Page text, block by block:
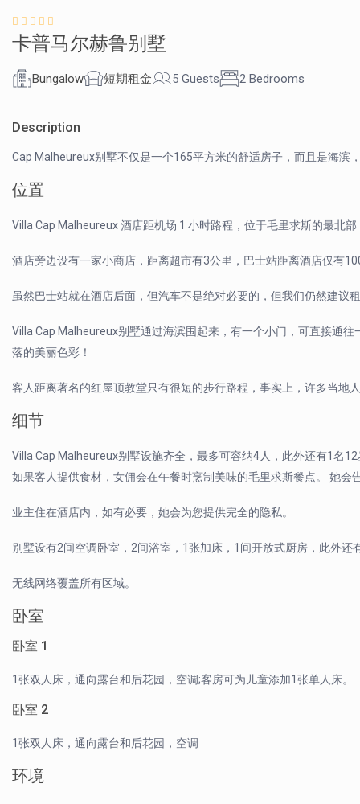
卡普马尔赫鲁别墅
Bungalow 短期租金 5 Guests 2 Bedrooms
Description
Cap Malheureux别墅不仅是一个165平方米的舒适房子，而且是海滨
位置
Villa Cap Malheureux 酒店距机场 1 小时路程，位于毛里求斯的最北
酒店旁边设有一家小商店，距离超市有3公里，巴士站距离酒店仅有
虽然巴士站就在酒店后面，但汽车不是绝对必要的，但我们仍然建议
Villa Cap Malheureux别墅通过海滨围起来，有一个小门，可直接通
落的美丽色彩！
客人距离著名的红屋顶教堂只有很短的步行路程，事实上，许多当地
细节
Villa Cap Malheureux别墅设施齐全，最多可容纳4人，此外还有1名
如果客人提供食材，女佣会在午餐时烹制美味的毛里求斯餐点。 她会
业主住在酒店内，如有必要，她会为您提供完全的隐私。
别墅设有2间空调卧室，2间浴室，1张加床，1间开放式厨房，此外
无线网络覆盖所有区域。
卧室
卧室 1
1张双人床，通向露台和后花园，空调;客房可为儿童添加1张单人床。
卧室 2
1张双人床，通向露台和后花园，空调
环境